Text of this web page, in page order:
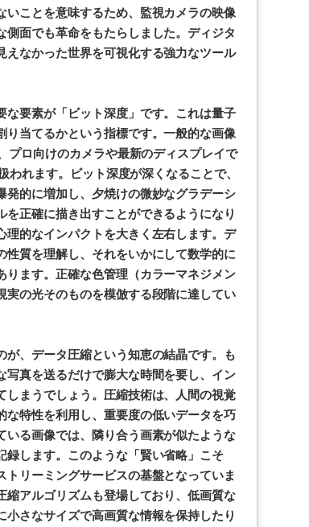
ことを意味するため、監視カメラの映像
面でも革命をもたらしました。ディジタ
なかった世界を可視化する強力なツール
要素が「ビット深度」です。これは量子
当てるかという指標です。一般的な画像
プロ向けのカメラや最新のディスプレイで
れます。ビット深度が深くなることで、
的に増加し、夕焼けの微妙なグラデーシ
正確に描き出すことができるようになり
理的なインパクトを大きく左右します。デ
質を理解し、それをいかにして数学的に
ます。正確な色管理（カラーマネジメン
実の光そのものを模倣する段階に達してい
、データ圧縮という知恵の結晶です。も
写真を送るだけで膨大な時間を要し、イン
まうでしょう。圧縮技術は、人間の視覚
特性を利用し、重要度の低いデータを巧
る画像では、隣り合う画素が似たような
します。このような「賢い省略」こそ
リーミングサービスの基盤となっていま
アルゴリズムも登場しており、低画質な
さなサイズで高画質な情報を保持したり